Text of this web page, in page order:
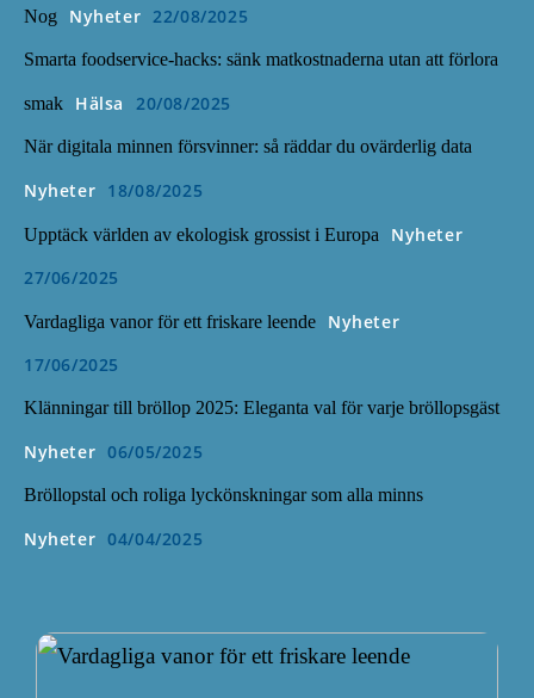
Nog Nyheter 22/08/2025
Smarta foodservice-hacks: sänk matkostnaderna utan att förlora
smak Hälsa 20/08/2025
När digitala minnen försvinner: så räddar du ovärderlig data
Nyheter 18/08/2025
Upptäck världen av ekologisk grossist i Europa
Nyheter
27/06/2025
Vardagliga vanor för ett friskare leende
Nyheter
17/06/2025
Klänningar till bröllop 2025: Eleganta val för varje bröllopsgäst
Nyheter 06/05/2025
Bröllopstal och roliga lyckönskningar som alla minns
Nyheter 04/04/2025